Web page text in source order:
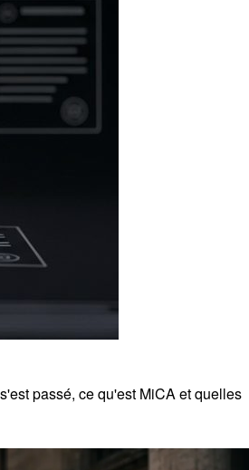
passé, ce qu'est MiCA et quelles